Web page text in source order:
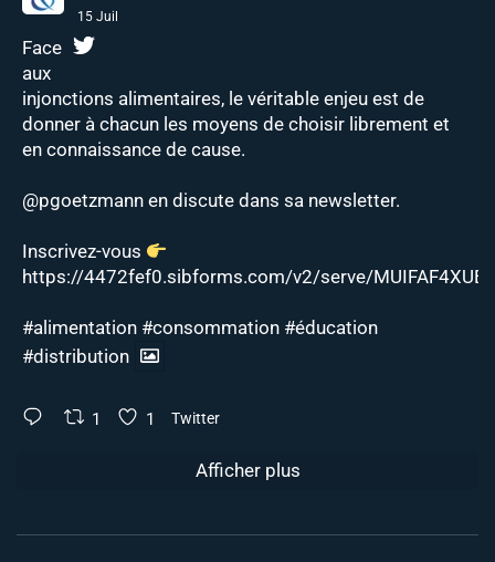
15 Juil
Face
aux
injonctions alimentaires, le véritable enjeu est de
donner à chacun les moyens de choisir librement et
en connaissance de cause.
@pgoetzmann en discute dans sa newsletter.
Inscrivez-vous
https://4472fef0.sibforms.com/v2/serve/
#alimentation #consommation #éducation
#distribution
1 1 Twitter
Afficher plus